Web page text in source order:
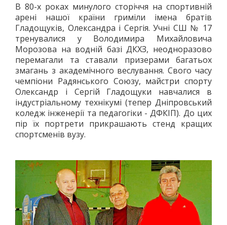
ЛОГІЧНІ ІГРИ
ШАШКИ
ШАХИ
СЕГИ
СПОРТИВНІ ТАНЦІ, ЧЕРЛІДІНГ
СПОРТИВНІ ТАНЦІ
ЧЕРЛІДІНГ
БІЛЬЯРДНИЙ СПОРТ
ПАРКУР
СПОРТИВНІ СПОРУДИ
КУЛЬТУРА
ОСВІТА
ІСТОРІЯ
ВІДОМІ ЛЮДИ МІСТА
ПАМ'ЯТНИКИ МІСТА
В 80-х роках минулого сторіччя на спортивній
арені нашої країни гриміли імена братів
Гладощуків, Олександра і Сергія. Учні СШ № 17
тренувалися у Володимира Михайловича
Морозова на водній базі ДКХЗ, неодноразово
перемагали та ставали призерами багатьох
змагань з академічного веслування. Свого часу
чемпіони Радянського Союзу, майстри спорту
Олександр і Сергій Гладощуки навчалися в
індустріальному технікумі (тепер Дніпровський
коледж інженерії та педагогіки - ДФКІП). До цих
пір їх портрети прикрашають стенд кращих
спортсменів вузу.